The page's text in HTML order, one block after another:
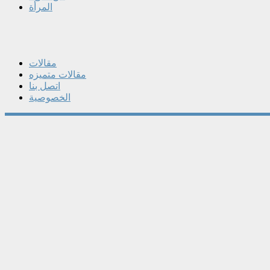
المرأة
مقالات
مقالات متميزه
اتصل بنا
الخصوصية